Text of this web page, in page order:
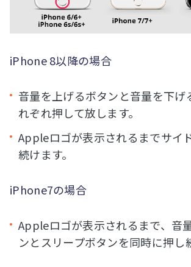
iPhone 8以降の場合
音量を上げるボタンと音量を下げ
れぞれ押して放します。
Appleロゴが表示されるまでサイ
続けます。
iPhone7の場合
Appleロゴが表示されるまで、音
ンとスリープボタンを同時に押し